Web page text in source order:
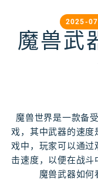
2025-
魔兽武
魔兽世界是一款备
戏，其中武器的速度
戏中，玩家可以通过
击速度，以便在战
魔兽武器如何